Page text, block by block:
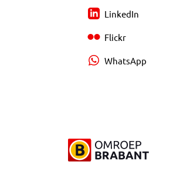
LinkedIn
Flickr
WhatsApp